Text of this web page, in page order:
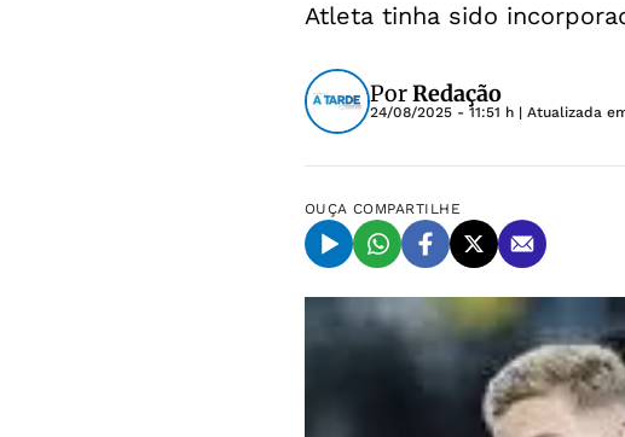
Atleta tinha sido
PorRedação
24/08/2025 - 11:51 h | Atualizada
OUÇA COMPARTILHE